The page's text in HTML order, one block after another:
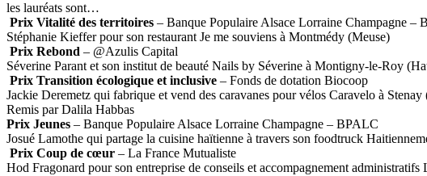
les lauréats sont…
Prix Vitalité des territoires – Banque Populaire Alsace Lorraine Champagne –
Stéphanie Kieffer pour son restaurant Je me souviens à Montmédy (Meuse)
Prix Rebond – @Azulis Capital
Séverine Parant et son institut de beauté Nails by Séverine à Montigny-le-Roy
Prix Transition écologique et inclusive – Fonds de dotation Biocoop
Jackie Deremetz qui fabrique et vend des caravanes pour vélos Caravelo à Stenay
Remis par Dalila Habbas
Prix Jeunes – Banque Populaire Alsace Lorraine Champagne – BPALC
Josué Lamothe qui partage la cuisine haïtienne à travers son foodtruck
Prix Coup de cœur – La France Mutualiste
Hod Fragonard pour son entreprise de conseils et accompagnement